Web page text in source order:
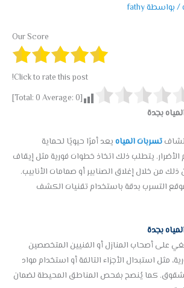
/ بواسطةfathy
Our Score
Click to rate this post!
[Total:
0Average:0
]
بجدة
تسربات المياهيعد أمرًا حيويًا لحماية
الأضرار. يتطلب ذلك اتخاذ خطوات فورية مثل إيقاف
من خلال إغلاق الصنابير أو صمامات الأنابيب.
التسرب بدقة باستخدام تقنيات الكشف
بجدة
على أصحاب المنازل أو الفنيين المتخصصين
مثل استبدال الأجزاء التالفة أو استخدام مواد
كما يُنصح بفحص المناطق المحيطة لضمان